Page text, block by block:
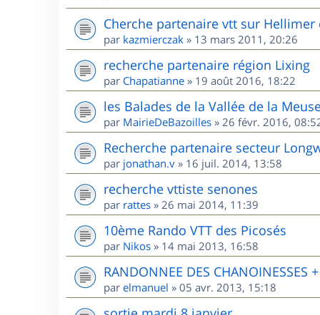
Cherche partenaire vtt sur Hellimer
par kazmierczak » 13 mars 2011, 20:26
recherche partenaire région Lixing
par Chapatianne » 19 août 2016, 18:22
les Balades de la Vallée de la
par MairieDeBazoilles » 26 févr. 2016,
Recherche partenaire secteur
par jonathan.v » 16 juil. 2014, 13:58
recherche vttiste senones
par rattes » 26 mai 2014, 11:39
10ème Rando VTT des Picosés
par Nikos » 14 mai 2013, 16:58
RANDONNEE DES CHANOINESSES
par elmanuel » 05 avr. 2013, 15:18